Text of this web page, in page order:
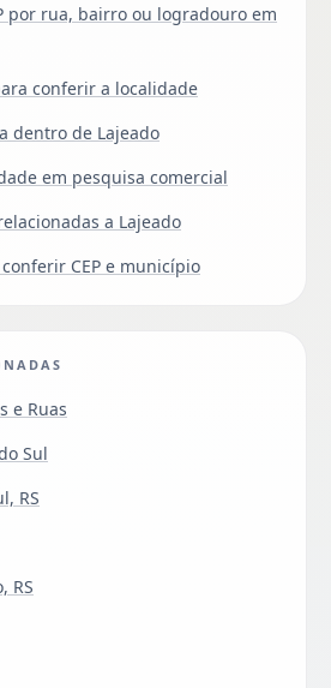
por rua, bairro ou logradouro em
conferir a localidade
dentro de Lajeado
em pesquisa comercial
a Lajeado
CEP e município
e Ruas
Sul
RS
RS